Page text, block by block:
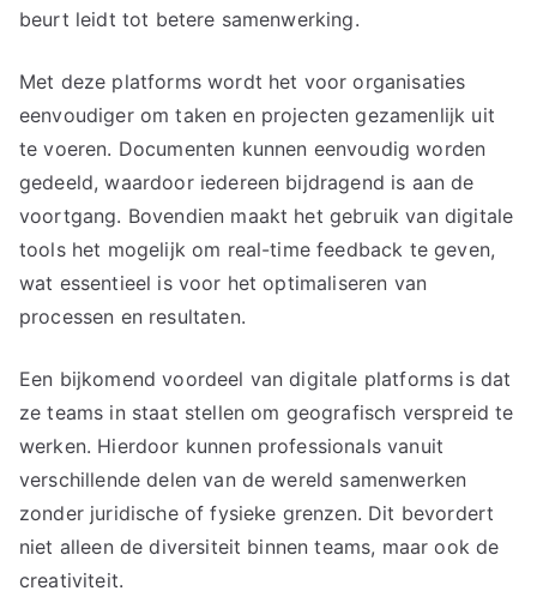
beurt leidt tot betere samenwerking.
Met deze platforms wordt het voor organisaties
eenvoudiger om taken en projecten gezamenlijk uit
te voeren. Documenten kunnen eenvoudig worden
gedeeld, waardoor iedereen bijdragend is aan de
voortgang. Bovendien maakt het gebruik van digitale
tools het mogelijk om real-time feedback te geven,
wat essentieel is voor het optimaliseren van
processen en resultaten.
Een bijkomend voordeel van digitale platforms is dat
ze teams in staat stellen om geografisch verspreid te
werken. Hierdoor kunnen professionals vanuit
verschillende delen van de wereld samenwerken
zonder juridische of fysieke grenzen. Dit bevordert
niet alleen de diversiteit binnen teams, maar ook de
creativiteit.